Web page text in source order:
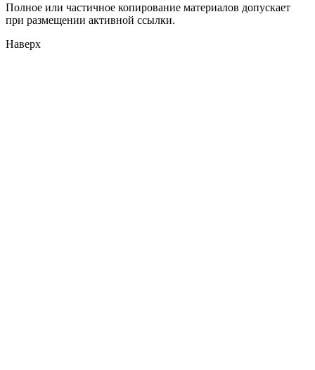
Полное или частичное копирование материалов допускает
при размещении активной ссылки.
Наверх